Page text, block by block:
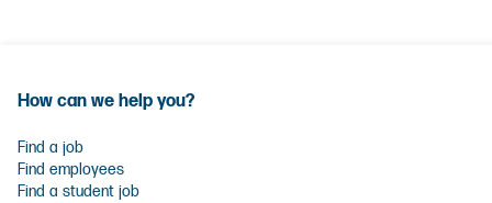
How can we help you?
Find a job
Find employees
Find a student job